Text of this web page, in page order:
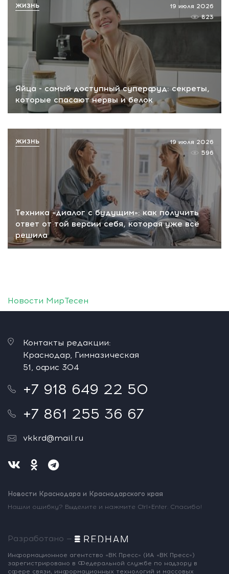
Яйца - самый доступный суперфуд: секреты,
которые спасают нервы и белок
19 июля 2026
823
ЖИЗНЬ
Техника «диалог с будущим»: как получить
ответ от той версии себя, которая уже всё
решила
19 июля 2026
596
ЖИЗНЬ
Новости МирТесен
Контакты редакции:
Краснодар, Гимназическая
51, офис 304
+7 918 649 22 50
+7 861 255 36 67
vkkrd@mail.ru
Новости Краснодара и Краснодарского края
Нашли ошибку? Выделите и нажмите Ctrl+Enter. Спасибо!
Разработано —
Информационное агентство «ВК Пресс» (ИА «ВК Пресс»)
зарегистрировано в Федеральной службе по надзору в
сфере связи, информационных технологий и массовых